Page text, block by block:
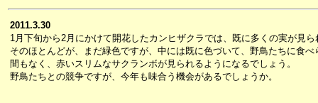
2011.3.30
1月下旬から2月にかけて開花したカンヒザクラでは、既に多くの実が見ら
そのほとんどが、まだ緑色ですが、中には既に色づいて、野鳥たちに食
間もなく、赤いスリムなサクランボが見られるようになるでしょう。
野鳥たちとの競争ですが、今年も味合う機会があるでしょうか。